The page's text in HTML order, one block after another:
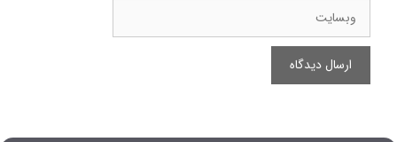
وبسایت